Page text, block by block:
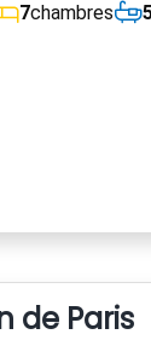
7chambres
de Paris